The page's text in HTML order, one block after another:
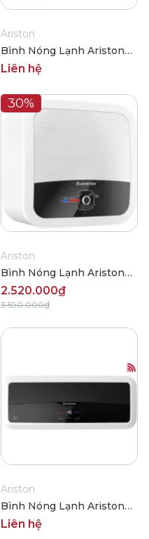
Ariston
Bình Nóng Lạnh Ariston
Andris2 TOP WIFI 15
Liên hệ
30%
Ariston
Bình Nóng Lạnh Ariston
Andris2 RS 15 Lít
2.520.000₫
3.590.000₫
Ariston
Bình Nóng Lạnh Ariston
SL2 Lux-D wifi 20
Liên hệ